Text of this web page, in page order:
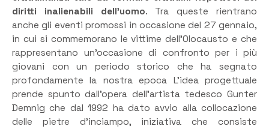
diritti inalienabili dell’uomo. Tra queste rientrano
anche gli eventi promossi in occasione del 27 gennaio,
in cui si commemorano le vittime dell’Olocausto e che
rappresentano un’occasione di confronto per i più
giovani con un periodo storico che ha segnato
profondamente la nostra epoca L’idea progettuale
prende spunto dall’opera dell’artista tedesco Gunter
Demnig che dal 1992 ha dato avvio alla collocazione
delle pietre d’inciampo, iniziativa che consiste